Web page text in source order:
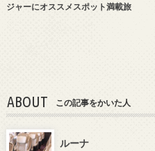
ジャーにオススメスポット満載旅
ABOUT この記事をかいた人
ルーナ